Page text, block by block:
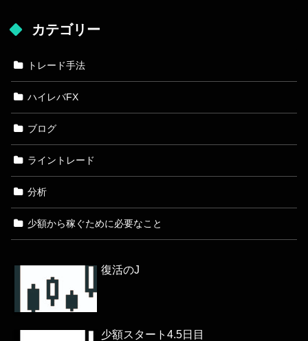
カテゴリー
トレード手法
ハイレバFX
ブログ
ライントレード
分析
少額から稼ぐために必要なこと
復活のJ
少額スタート4.5日目